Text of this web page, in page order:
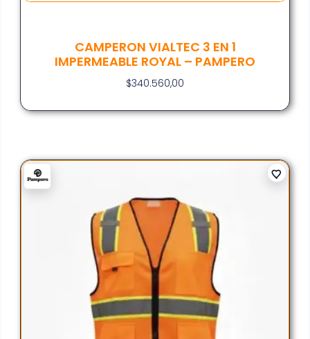
CAMPERON VIALTEC 3 EN 1
IMPERMEABLE ROYAL – PAMPERO
$340.560,00